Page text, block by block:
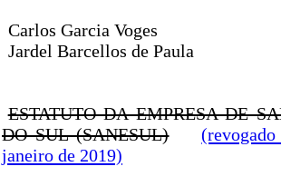
Carlos Garcia Voges
Jardel Barcellos de Paula
ESTATUTO DA EMPRESA DE
DO SUL (SANESUL)
janeiro de 2019)